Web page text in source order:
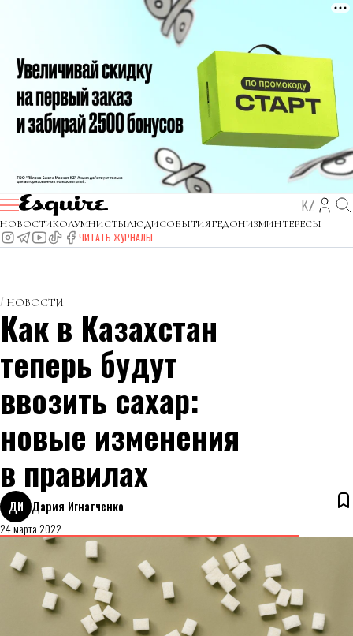
KZ
НОВОСТИКОЛУМНИСТЫЛЮДИСОБЫТИЯГЕДОНИЗМИНТЕРЕСЫ
ЧИТАТЬ ЖУРНАЛЫ
НОВОСТИ
Как в Казахстан
теперь будут
ввозить сахар:
новые изменения
в правилах
ДИ Дария Игнатченко
24 марта 2022